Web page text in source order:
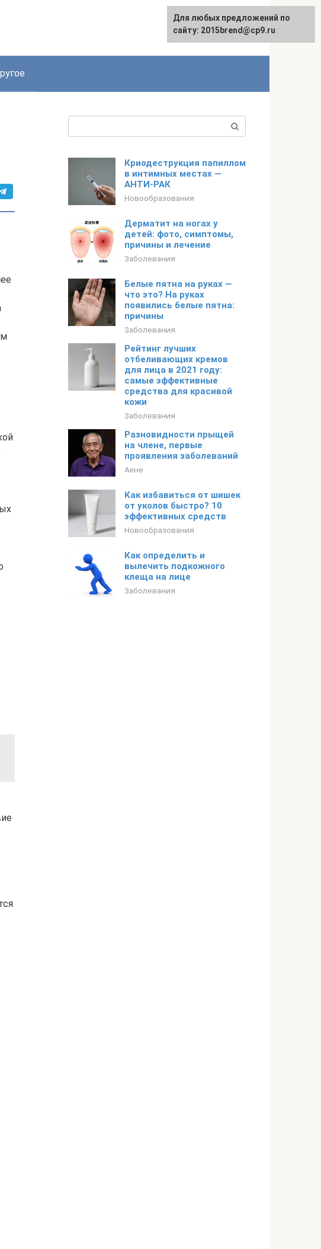
Криодеструкция папиллом
в интимных местах —
АНТИ-РАК
Новообразования
Дерматит на ногах у
детей: фото, симптомы,
причины и лечение
Заболевания
Белые пятна на руках —
что это? На руках
появились белые пятна:
причины
Заболевания
Рейтинг лучших
отбеливающих кремов
для лица в 2021 году:
самые эффективные
средства для красивой
кожи
Заболевания
Разновидности прыщей
на члене, первые
проявления заболеваний
Акне
Как избавиться от шишек
от уколов быстро? 10
эффективных средств
Новообразования
Как определить и
вылечить подкожного
клеща на лице
Заболевания
Для любых предложений по
сайту: 2015brend@cp9.ru